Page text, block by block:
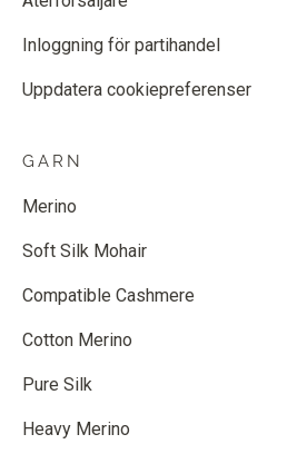
Inloggning för partihandel
Uppdatera cookiepreferenser
GARN
Merino
Soft Silk Mohair
Compatible Cashmere
Cotton Merino
Pure Silk
Heavy Merino